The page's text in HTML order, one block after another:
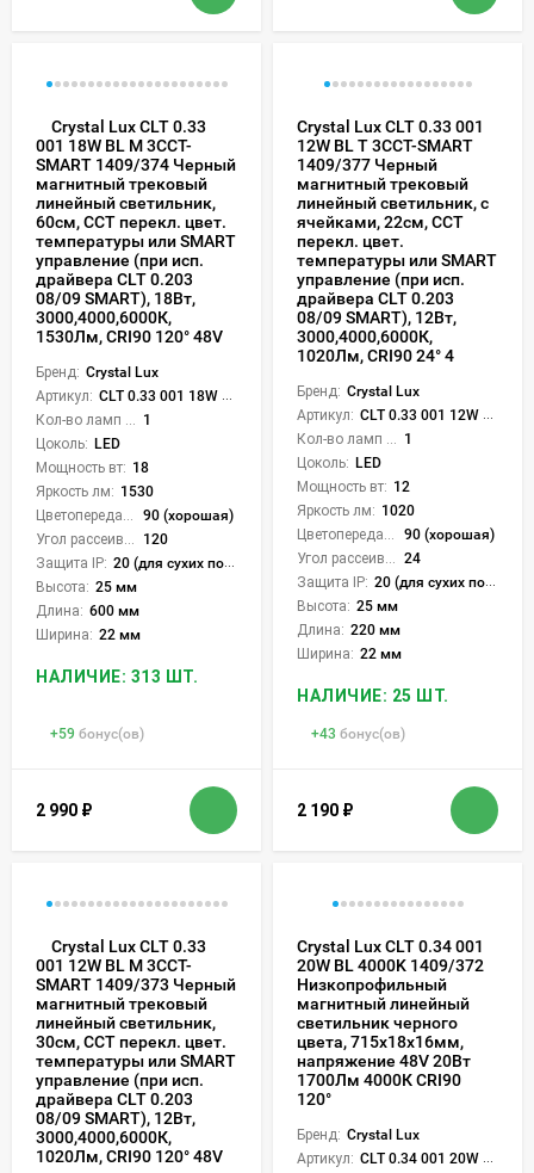
Crystal Lux CLT 0.33
001 18W BL M 3CCT-
SMART 1409/374 Черный
магнитный трековый
линейный светильник,
60см, CCT перекл. цвет.
температуры или SMART
управление (при исп.
драйвера CLT 0.203
08/09 SMART), 18Вт,
3000,4000,6000К,
1530Лм, CRI90 120° 48V
Бренд: Crystal Lux
Артикул: CLT 0.33 001 18W BL M 3CCT-SMART
Кол-во ламп или LED: 1
Цоколь: LED
Мощность вт: 18
Яркость лм: 1530
Цветопередача (CRI):
90 (хорошая)
Угол рассеивания света °:
120
Защита IP: 20 (для сухих пом.)
Высота: 25 мм
Длина: 600 мм
Ширина: 22 мм
НАЛИЧИЕ: 313 ШТ.
+59 бонус(ов)
2 990 ₽
Crystal Lux CLT 0.33 001
12W BL T 3CCT-SMART
1409/377 Черный
магнитный трековый
линейный светильник, с
ячейками, 22см, CCT
перекл. цвет.
температуры или SMART
управление (при исп.
драйвера CLT 0.203
08/09 SMART), 12Вт,
3000,4000,6000К,
1020Лм, CRI90 24° 4
Бренд: Crystal Lux
Артикул: CLT 0.33 001 12W BL T 3CCT-SMART
Кол-во ламп или LED: 1
Цоколь: LED
Мощность вт: 12
Яркость лм: 1020
Цветопередача (CRI):
90 (хорошая)
Угол рассеивания света °: 24
Защита IP: 20 (для сухих пом.)
Высота: 25 мм
Длина: 220 мм
Ширина: 22 мм
НАЛИЧИЕ: 25 ШТ.
+43 бонус(ов)
2 190 ₽
Crystal Lux CLT 0.33
001 12W BL M 3CCT-
SMART 1409/373 Черный
магнитный трековый
линейный светильник,
30см, CCT перекл. цвет.
температуры или SMART
управление (при исп.
драйвера CLT 0.203
08/09 SMART), 12Вт,
3000,4000,6000К,
1020Лм, CRI90 120° 48V
Crystal Lux CLT 0.34 001
20W BL 4000K 1409/372
Низкопрофильный
магнитный линейный
светильник черного
цвета, 715x18x16мм,
напряжение 48V 20Вт
1700Лм 4000К CRI90
120°
Бренд: Crystal Lux
Артикул: CLT 0.34 001 20W BL 4000K